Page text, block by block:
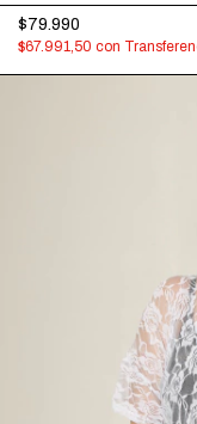
$79.990
$67.991,50 con